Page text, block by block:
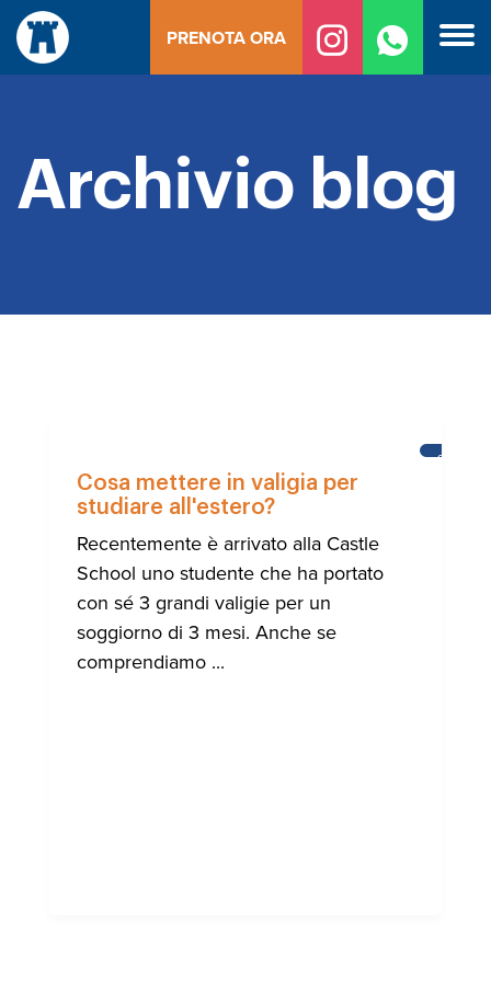
Vai
contenuto
PRENOTA ORA
Archivio blog
Cosa mettere in valigia per
studiare all'estero?
Recentemente è arrivato alla Castle
School uno studente che ha portato
con sé 3 grandi valigie per un
soggiorno di 3 mesi. Anche se
comprendiamo ...